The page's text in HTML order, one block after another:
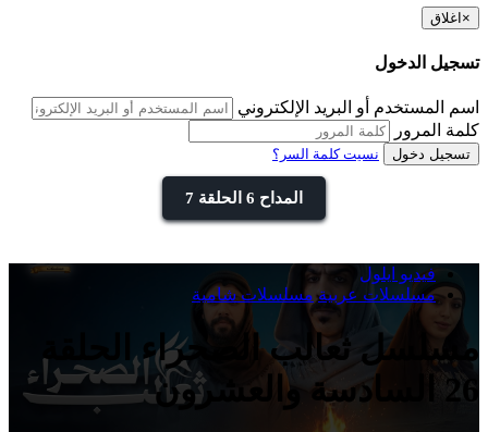
× اغلاق
تسجيل الدخول
اسم المستخدم أو البريد الإلكتروني
كلمة المرور
تسجيل دخول نسيت كلمة السر؟
المداح 6 الحلقة 7
فيديو ايلول
مسلسلات عربية مسلسلات شامية
مسلسل ثعالب الصحراء الحلقة
26 السادسة والعشرون